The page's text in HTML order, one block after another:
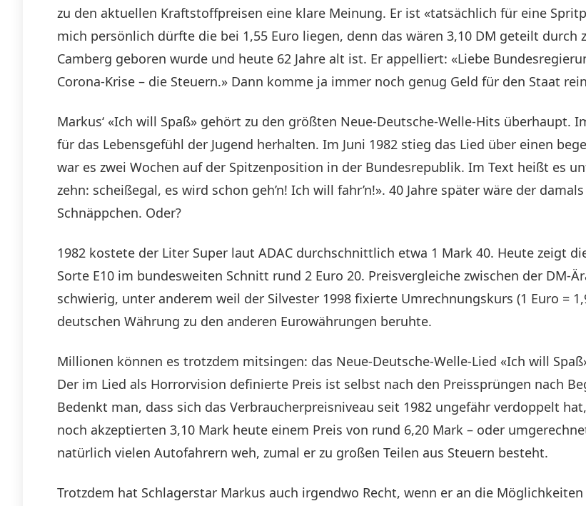
zu den aktuellen Kraftstoffpreisen eine klare Meinung. Er ist «tatsächlich für eine
mich persönlich dürfte die bei 1,55 Euro liegen, denn das wären 3,10 DM geteilt durch
Camberg geboren wurde und heute 62 Jahre alt ist. Er appelliert: «Liebe
Corona-Krise – die Steuern.» Dann komme ja immer noch genug Geld für den Staat
Markus‘ «Ich will Spaß» gehört zu den größten Neue-Deutsche-Welle-Hits überhaupt.
für das Lebensgefühl der Jugend herhalten. Im Juni 1982 stieg das Lied über einen
war es zwei Wochen auf der Spitzenposition in der Bundesrepublik. Im Text heißt es
zehn: scheißegal, es wird schon geh’n! Ich will fahr’n!». 40 Jahre später wäre der
Schnäppchen. Oder?
1982 kostete der Liter Super laut ADAC durchschnittlich etwa 1 Mark 40. Heute zeigt
Sorte E10 im bundesweiten Schnitt rund 2 Euro 20. Preisvergleiche zwischen der
schwierig, unter anderem weil der Silvester 1998 fixierte Umrechnungskurs (1 Euro =
deutschen Währung zu den anderen Eurowährungen beruhte.
Millionen können es trotzdem mitsingen: das Neue-Deutsche-Welle-Lied «Ich will
Der im Lied als Horrorvision definierte Preis ist selbst nach den Preissprüngen nach
Bedenkt man, dass sich das Verbraucherpreisniveau seit 1982 ungefähr verdoppelt
noch akzeptierten 3,10 Mark heute einem Preis von rund 6,20 Mark – oder
natürlich vielen Autofahrern weh, zumal er zu großen Teilen aus Steuern besteht.
Trotzdem hat Schlagerstar Markus auch irgendwo Recht, wenn er an die